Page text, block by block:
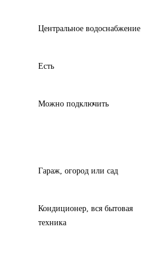
Центральное водоснабжение
Есть
Можно подключить
Гараж, огород или сад
Кондиционер, вся бытовая
техника